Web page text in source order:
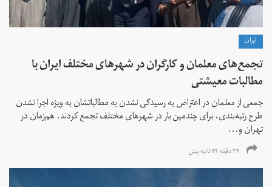
ايران
تجمع‌های معلمان و کارگران در شهرهای مختلف ایران با
مطالبات معیشتی
جمعی از معلمان در اعتراض به رسیدگی نشدن به مطالباتشان به ویژه اجرا نشدن
طرح رتبه‌بندی، برای چندمین بار در شهرهای مختلف تجمع کردند. هم‌زمان در
تهران و...
۳۴ دقیقه ۴۲ ثانیه پیش